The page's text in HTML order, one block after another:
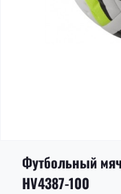
Футбольный
HV4387-100